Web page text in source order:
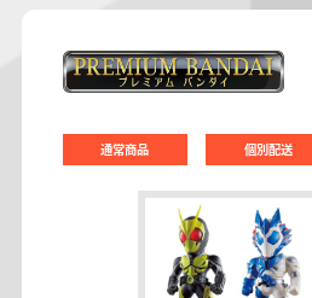
通常商品 個別配送